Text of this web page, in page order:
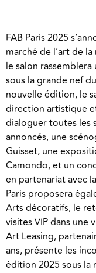
FAB Paris 2025
marché de l’art de
le salon
sous la grande nef
nouvelle édition, le
direction artistique
dialoguer toutes les
annoncés, une
Guisset, une
Camondo, et un
en partenariat avec
Paris proposera
Arts décoratifs, le
visites VIP dans une
Art Leasing,
ans, présente les
édition 2025 sous la